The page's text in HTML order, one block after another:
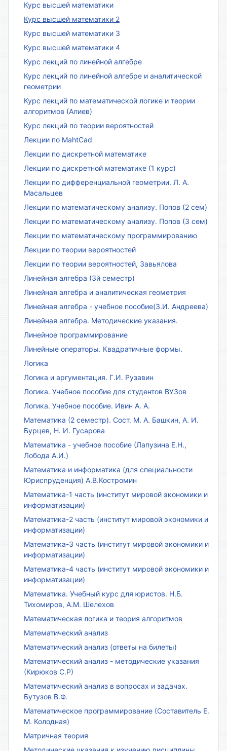
Курс высшей математики
Курс высшей математики 2
Курс высшей математики 3
Курс высшей математики 4
Курс лекций по линейной алгебре
Курс лекций по линейной алгебре и аналитической
геометрии
Курс лекций по математической логике и теории
алгоритмов (Алиев)
Курс лекций по теории вероятностей
Лекции по MahtCad
Лекции по дискретной математике
Лекции по дискретной математике (1 курс)
Лекции по дифференциальной геометрии. Л. А.
Масальцев
Лекции по математическому анализу. Попов (2 сем)
Лекции по математическому анализу. Попов (3 сем)
Лекции по математическому программированию
Лекции по теории вероятностей
Лекции по теории вероятностей, Завьялова
Линейная алгебра (3й семестр)
Линейная алгебра и аналитическая геометрия
Линейная алгебра - учебное пособие(З.И. Андреева)
Линейная алгебра. Методические указания.
Линейное программирование
Линейные операторы. Квадратичные формы.
Логика
Логика и аргументация. Г.И. Рузавин
Логика. Учебное пособие для студентов ВУЗов
Логика. Учебное пособие. Ивин А. А.
Математика (2 семестр). Сост. М. А. Башкин, А. И.
Бурцев, Н. И. Гусарова
Математика - учебное пособие (Лапузина Е.Н.,
Лобода А.И.)
Математика и информатика (для специальности
Юриспруденция) А.В.Костромин
Математика-1 часть (институт мировой экономики и
информатизации)
Математика-2 часть (институт мировой экономики и
информатизации)
Математика-3 часть (институт мировой экономики и
информатизации)
Математика-4 часть (институт мировой экономики и
информатизации)
Математика. Учебный курс для юристов. Н.Б.
Тихомиров, А.М. Шелехов
Математическая логика и теория алгоритмов
Математический анализ
Математический анализ (ответы на билеты)
Математический анализ - методические указания
(Кирюков С.Р)
Математический анализ в вопросах и задачах.
Бутузов В.Ф.
Математическое программирование (Составитель Е.
М. Колодная)
Матричная теория